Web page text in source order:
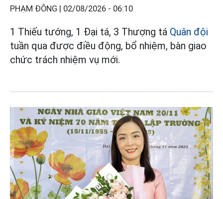
PHẠM ĐÔNG | 02/08/2026 - 06:10
1 Thiếu tướng, 1 Đại tá, 3 Thượng tá Quân đội
tuần qua được điều động, bổ nhiệm, bàn giao
chức trách nhiệm vụ mới.